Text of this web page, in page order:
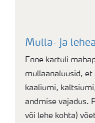
Mulla- ja
Enne kartuli
mullaanalüüsid,
kaaliumi,
andmise vajadus.
või lehe kohta)